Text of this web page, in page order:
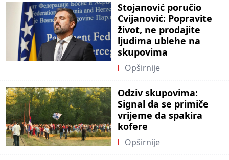
Stojanović poručio
Cvijanović: Popravite
život, ne prodajite
ljudima ublehe na
skupovima
Opširnije
Odziv skupovima:
Signal da se primiče
vrijeme da spakira
kofere
Opširnije